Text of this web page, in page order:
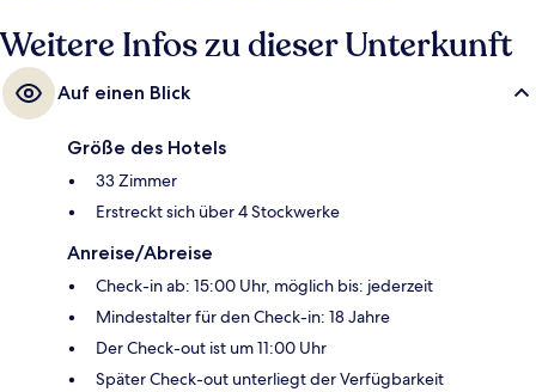
Weitere Infos zu dieser Unterkunft
Auf einen Blick
Größe des Hotels
33 Zimmer
Erstreckt sich über 4 Stockwerke
Anreise/Abreise
Check-in ab: 15:00 Uhr, möglich bis: jederzeit
Mindestalter für den Check-in: 18 Jahre
Der Check-out ist um 11:00 Uhr
Später Check-out unterliegt der Verfügbarkeit